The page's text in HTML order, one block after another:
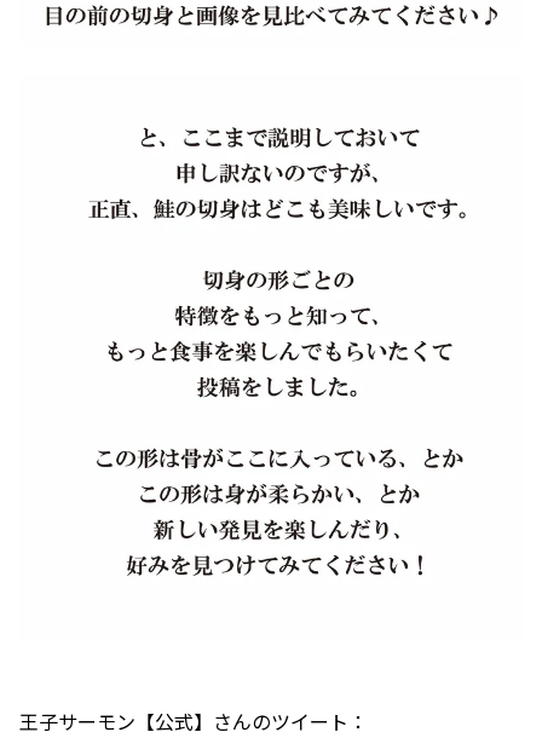
王子サーモン【公式】さんのツイート：